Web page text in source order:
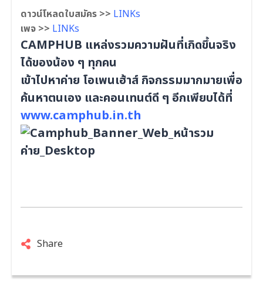
ดาวน์โหลดใบสมัคร >> LINKs
เพจ >> LINKs
CAMPHUB แหล่งรวมความฝันที่เกิดขึ้นจริง
ได้ของน้อง ๆ ทุกคน
เข้าไปหาค่าย โอเพนเฮ้าส์ กิจกรรมมากมายเพื่อ
ค้นหาตนเอง และคอนเทนต์ดี ๆ อีกเพียบได้ที่
www.camphub.in.th
Share